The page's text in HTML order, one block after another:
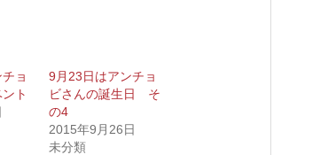
ョ
ト
9月23日はアンチョ
ビさんの誕生日 そ
の4
2015年9月26日
未分類